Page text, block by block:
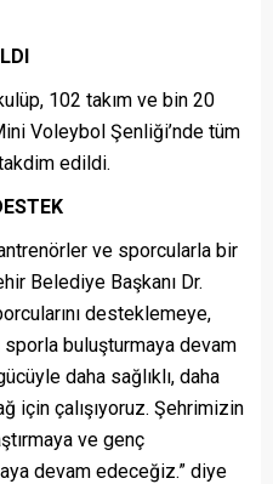
102 takım ve bin 20
Voleybol Şenliği’nde tüm
edildi.
ve sporcularla bir
Belediye Başkanı Dr.
desteklemeye,
sporla buluşturmaya devam
daha sağlıklı, daha
için çalışıyoruz. Şehrimizin
ve genç
devam edeceğiz.” diye